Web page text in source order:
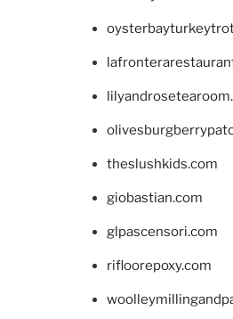
theslushkids.com
giobastian.com
glpascensori.com
rifloorepoxy.com